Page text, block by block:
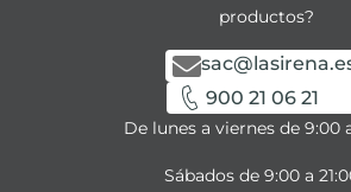
productos?
900 21 06 21
De lunes a viernes de 9:00
Sábados de 9:00 a